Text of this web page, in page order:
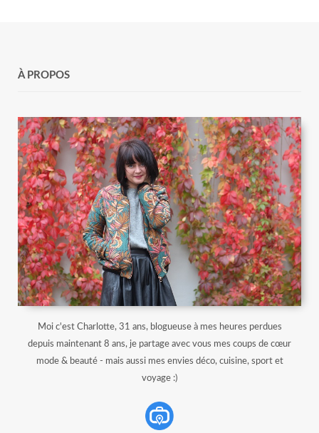
À PROPOS
Moi c'est Charlotte, 31 ans, blogueuse à mes heures perdues
depuis maintenant 8 ans, je partage avec vous mes coups de cœur
mode & beauté - mais aussi mes envies déco, cuisine, sport et
voyage :)